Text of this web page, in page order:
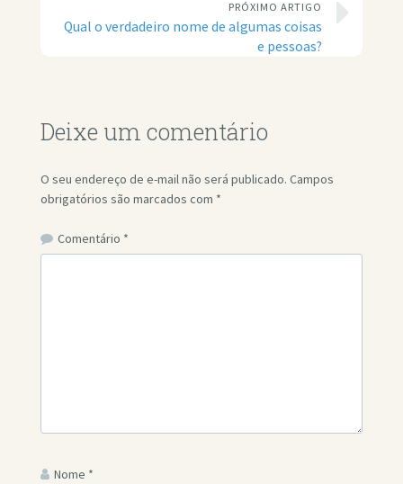
PRÓXIMO ARTIGO
Qual o verdadeiro nome de algumas coisas
e pessoas?
Deixe um comentário
O seu endereço de e-mail não será publicado. Campos
obrigatórios são marcados com *
Comentário *
Nome *